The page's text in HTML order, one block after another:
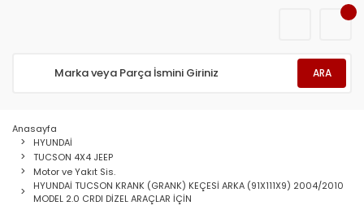
ARA
Anasayfa
HYUNDAİ
TUCSON 4X4 JEEP
Motor ve Yakıt Sis.
HYUNDAİ TUCSON KRANK (GRANK) KEÇESİ ARKA (91X111X9) 2004/2010
MODEL 2.0 CRDI DİZEL ARAÇLAR İÇİN